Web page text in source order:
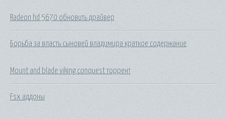
Radeon hd 5670 обновить драйвер
Борьба за власть сыновей владимира краткое содержание
Mount and blade viking conquest торрент
Fsx аддоны